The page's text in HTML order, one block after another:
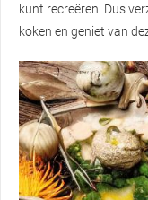
kunt recreëren. Dus
koken en geniet van